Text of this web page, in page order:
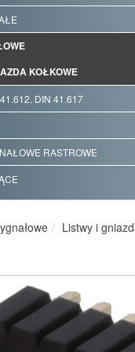
KOŁKOWE
DIN 41.617
RASTROWE
Listwy i